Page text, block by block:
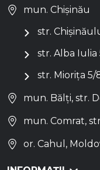
mun. Chișinău
str.
str. Alba Iulia
str. Miorița 5/
mun. Bălți, str.
mun. Comrat,
or. Cahul,